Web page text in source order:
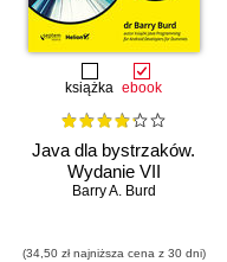
książka ebook
Java dla bystrzaków.
Wydanie VII
Barry A. Burd
(34,50 zł najniższa cena z 30 dni)